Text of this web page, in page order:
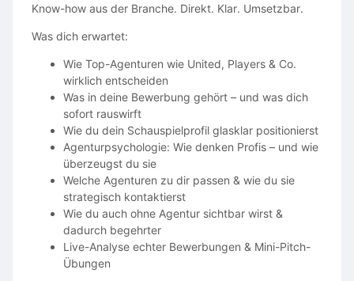
Know-how aus der Branche. Direkt. Klar. Umsetzbar.
Was dich erwartet:
Wie Top-Agenturen wie United, Players & Co.
wirklich entscheiden
Was in deine Bewerbung gehört – und was dich
sofort rauswirft
Wie du dein Schauspielprofil glasklar positionierst
Agenturpsychologie: Wie denken Profis – und wie
überzeugst du sie
Welche Agenturen zu dir passen & wie du sie
strategisch kontaktierst
Wie du auch ohne Agentur sichtbar wirst &
dadurch begehrter
Live-Analyse echter Bewerbungen & Mini-Pitch-
Übungen